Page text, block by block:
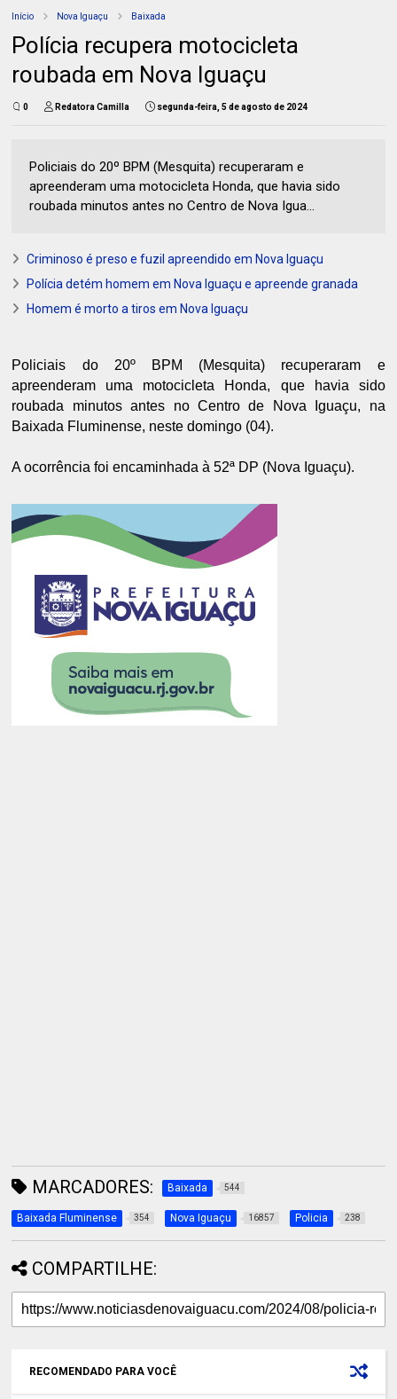
Início Nova Iguaçu Baixada
Polícia recupera motocicleta
roubada em Nova Iguaçu
0 Redatora Camilla segunda-feira, 5 de agosto de 2024
Policiais do 20º BPM (Mesquita) recuperaram e
apreenderam uma motocicleta Honda, que havia sido
roubada minutos antes no Centro de Nova Igua...
Criminoso é preso e fuzil apreendido em Nova Iguaçu
Polícia detém homem em Nova Iguaçu e apreende granada
Homem é morto a tiros em Nova Iguaçu
Policiais do 20º BPM (Mesquita) recuperaram e
apreenderam uma motocicleta Honda, que havia sido
roubada minutos antes no Centro de Nova Iguaçu, na
Baixada Fluminense, neste domingo (04).
A ocorrência foi encaminhada à 52ª DP (Nova Iguaçu).
MARCADORES: Baixada 544
Baixada Fluminense 354 Nova Iguaçu 16857 Policia 238
COMPARTILHE:
RECOMENDADO PARA VOCÊ